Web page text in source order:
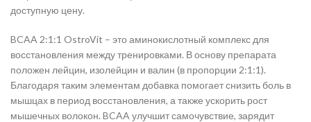
доступную цену.
BCAA 2:1:1 OstroVit – это аминокислотный комплекс для
восстановления между тренировками. В основу препарата
положен лейцин, изолейцин и валин (в пропорции 2:1:1).
Благодаря таким элементам добавка помогает снизить боль в
мышцах в период восстановления, а также ускорить рост
мышечных волокон. BCAA улучшит самочувствие, зарядит